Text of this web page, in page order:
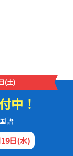
(土)
中！
語
日(水)